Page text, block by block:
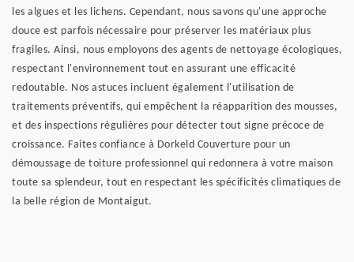
les algues et les lichens. Cependant, nous savons qu'une approche
douce est parfois nécessaire pour préserver les matériaux plus
fragiles. Ainsi, nous employons des agents de nettoyage écologiques,
respectant l'environnement tout en assurant une efficacité
redoutable. Nos astuces incluent également l'utilisation de
traitements préventifs, qui empêchent la réapparition des mousses,
et des inspections régulières pour détecter tout signe précoce de
croissance. Faites confiance à Dorkeld Couverture pour un
démoussage de toiture professionnel qui redonnera à votre maison
toute sa splendeur, tout en respectant les spécificités climatiques de
la belle région de Montaigut.